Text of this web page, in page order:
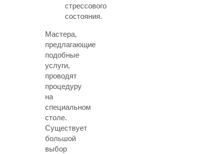
стрессового
состояния.
Мастера,
предлагающие
подобные
услуги,
проводят
процедуру
на
специальном
столе.
Существует
большой
выбор